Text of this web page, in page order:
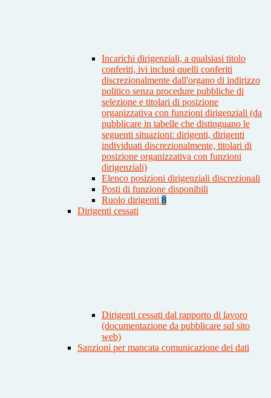
Incarichi dirigenziali, a qualsiasi titolo
conferiti, ivi inclusi quelli conferiti
discrezionalmente dall'organo di indirizzo
politico senza procedure pubbliche di
selezione e titolari di posizione
organizzativa con funzioni dirigenziali (da
pubblicare in tabelle che distinguano le
seguenti situazioni: dirigenti, dirigenti
individuati discrezionalmente, titolari di
posizione organizzativa con funzioni
dirigenziali)
Elenco posizioni dirigenziali discrezionali
Posti di funzione disponibili
Ruolo dirigenti 8
Dirigenti cessati
Dirigenti cessati dal rapporto di lavoro
(documentazione da pubblicare sul sito
web)
Sanzioni per mancata comunicazione dei dati